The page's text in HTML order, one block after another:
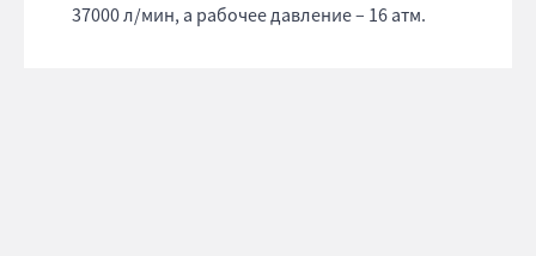
37000 л/мин, а рабочее давление – 16 атм.